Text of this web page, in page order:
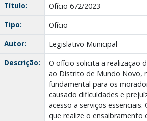
Título:
Ofício 672/2023
Tipo:
Ofício
Autor:
Legislativo Municipal
Descrição:
O ofício solicita a realização
ao Distrito de Mundo Novo,
fundamental para os
causado dificuldades e
acesso a serviços
que realize o ensaibramento